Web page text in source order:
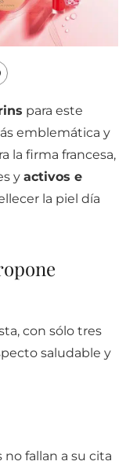
para este
emblemática y
la firma francesa,
y activos e
la piel día
con sólo tres
saludable y
no fallan a su cita